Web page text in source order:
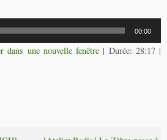
00:00
dans une nouvelle fenêtre | Durée: 28:17|